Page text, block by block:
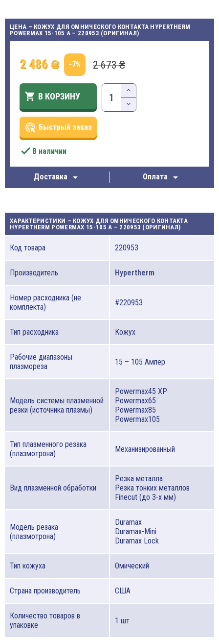
ЦЕНА – КОЖУХ ДЛЯ ОМНИЧЕСКОГО КОНТАКТА HYPERTHERM
POWERMAX 15-105 A – 220953 (ОРИГИНАЛ)
2 486 ₴ -7% 2 673 ₴
 В КОРЗИНУ
ads_click Быстрый заказ
 В наличии
Доставка  Оплата 
ХАРАКТЕРИСТИКИ – КОЖУХ ДЛЯ ОМНИЧЕСКОГО КОНТАКТА
HYPERTHERM POWERMAX 15-105 A – 220953 (ОРИГИНАЛ)
Код товара 220953
Производитель Hypertherm
Номер расходника (не
комплекта)
#220953
Тип расходника Кожух
Рабочие диапазоны
плазмореза
15 – 105 Ампер
Модель системы плазменной
резки (источника плазмы)
Powermax45 XP
Powermax65
Powermax85
Powermax105
Тип плазменного резака
(плазмотрона)
Механизированный
Вид плазменной обработки
Резка металла
Резка тонких металлов
Finecut (до 3-х мм)
Модель резака
(плазмотрона)
Duramax
Duramax-Mini
Duramax Lock
Тип кожуха Омический
Страна производитель США
Количество товаров в
упаковке
1 шт